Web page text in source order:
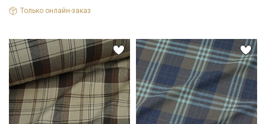
Только онлайн-заказ